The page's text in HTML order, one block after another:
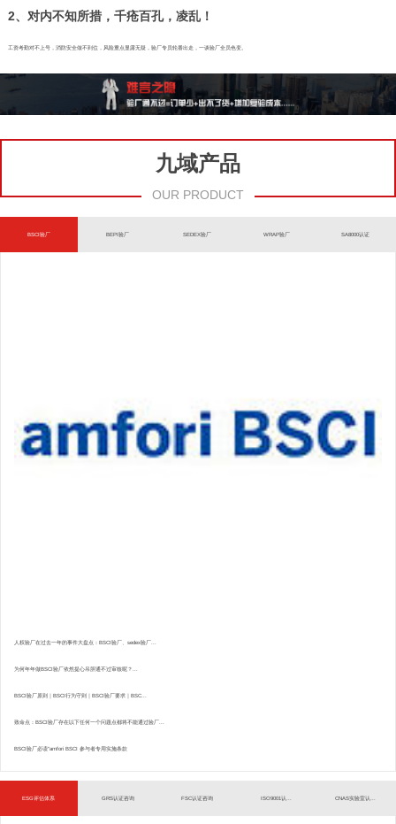
2、对内不知所措，千疮百孔，凌乱！
工资考勤对不上号，消防安全做不到位，风险重点显露无疑，验厂专员轮番出走，一谈验厂全员色变。
九域产品
OUR PRODUCT
BSCI验厂 BEPI验厂 SEDEX验厂 WRAP验厂 SA8000认证
人权验厂在过去一年的事件大盘点：BSCI验厂、sedex验厂...
为何年年做BSCI验厂依然提心吊胆通不过审核呢？...
BSCI验厂原则｜BSCI行为守则｜BSCI验厂要求｜BSC...
致命点：BSCI验厂存在以下任何一个问题点都将不能通过验厂...
BSCI验厂必读”amfori BSCI 参与者专用实施条款
ESG评估体系 GRS认证咨询 FSC认证咨询 ISO9001认... CNAS实验室认...